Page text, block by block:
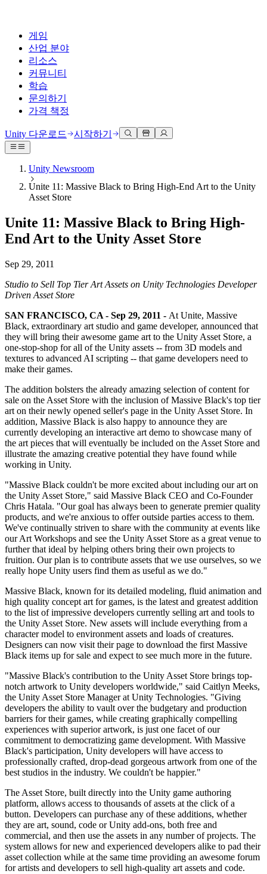
게임
산업 분야
리소스
커뮤니티
학습
문의하기
가격 책정
Unity 엔진
모든 플랫폼 위한 2D 및 3D 게임 제작
협업
Unity 다운로드
플랜 및 가격
멀티플랫폼
Unity가 지원하는 25개 이상의 플랫폼을 살펴보세요.
LiveOps
출시 후 인사이트를 확인하고 라이브 게임을 운영하세요.
성장
사용자 확보
모바일 사용자를 검색하고 Acquire
인앱 결제
매장 및 D2C 전반에 걸쳐 IAP 관리하세요.
수익화
적합한 게임으로 플레이어 연결
활용 부문
모바일 게임
Unity로 모바일 히트작을 제작하고 성장시키세요.
인디 게임
소규모 팀으로 대작 게임을 출시하세요.
XR 게임
여러 플랫폼에서 XR 게임을 출시하세요.
멀티플레이어 게임
멀티플레이어 게임 개발을 간소화하세요.
3D 협업
실시간 3D 프로젝트 빌드 및 검토
몰입형 교육
고객 경험
인터랙티브 3D 경험 제작
제조업
운영 우수성 확보
리테일
상점 경험을 온라인 경험으로 전환
자동차
혁신을 가속화하고 차량 내 경험을 향상시키세요.
모든 산업 보기
기술 자료
공식 유저. '광고 지면'의 타겟 고객 매뉴얼 및 API 레퍼런스
개발자 툴
릴리스 버전 및 이슈 트래커
로드맵
용어집
기술 용어 라이브러리
활용 사례
실제 성공 사례
베스트 프랙티스 가이드
전문가 팁
데모
데모, 샘플 및 빌딩 블록
모든 리소스
새로운 기능
업데이트, 정보, 기술 팁
뉴스
뉴스, 스토리, 보도 센터
토론
토론, 문제 해결, 소통
이벤트
글로벌 이벤트 및 현지 이벤트
커뮤니티 사례
Unity 크리에이터 소개
Livestreams
Unity Awards
전 세계 Unity 크리에이터 축하
Unity Learn
무료로 Unity 기술 마스터
전문 교육
Unity 강사와 함께 팀의 역량을 강화하세요
Unity 처음 사용하시나요
시작하기
Unity 필수 학습 길잡이
Unity 사용이 처음이신가요? 여정 시작하기
사용법 가이드
실용적인 팁 및 베스트 프랙티스
교육
학생용
커리어 시작하기
교육 담당자 대상 교육
교육 효율 극대화
교육 라이선스
교육 기관에 Unity 강력한 기능 도입
자격증
Unity 숙련도를 입증하세요
도움 받기
성공을 위한 Unity
Success 플랜
FAQ
일반적인 질문에 대한 답변
문의하기
유니티 팀과 소통하기
Unity 다운로드 시작하기
Unity Newsroom
Unite 11: Massive Black to Bring High-End Art to the Unity
Asset Store
Unite 11: Massive Black to Bring High-
End Art to the Unity Asset Store
Sep 29, 2011
Studio to Sell Top Tier Art Assets on Unity Technologies Developer
Driven Asset Store
SAN FRANCISCO, CA - Sep 29, 2011 - At Unite, Massive
Black, extraordinary art studio and game developer, announced that
they will bring their awesome game art to the Unity Asset Store, a
one-stop-shop for all of the Unity assets -- from 3D models and
textures to advanced AI scripting -- that game developers need to
make their games.
The addition bolsters the already amazing selection of content for
sale on the Asset Store with the inclusion of Massive Black's top tier
art on their newly opened seller's page in the Unity Asset Store. In
addition, Massive Black is also happy to announce they are
currently developing an interactive art demo to showcase many of
the art pieces that will eventually be included on the Asset Store and
illustrate the amazing creative potential they have found while
working in Unity.
"Massive Black couldn't be more excited about including our art on
the Unity Asset Store," said Massive Black CEO and Co-Founder
Chris Hatala. "Our goal has always been to generate premier quality
products, and we're anxious to offer outside parties access to them.
We've continually striven to share with the community at events like
our Art Workshops and see the Unity Asset Store as a great venue to
further that ideal by helping others bring their own projects to
fruition. Our plan is to contribute assets that we use ourselves, so we
really hope Unity users find them as useful as we do."
Massive Black, known for its detailed modeling, fluid animation and
high quality concept art for games, is the latest and greatest addition
to the list of impressive developers currently selling art and tools to
the Unity Asset Store. New assets will include everything from a
character model to environment assets and loads of creatures.
Designers can now visit their page to download the first Massive
Black items up for sale and expect to see much more in the future.
"Massive Black's contribution to the Unity Asset Store brings top-
notch artwork to Unity developers worldwide," said Caitlyn Meeks,
the Unity Asset Store Manager at Unity Technologies. "Giving
developers the ability to vault over the budgetary and production
barriers for their games, while creating graphically compelling
experiences with superior artwork, is just one facet of our
commitment to democratizing game development. With Massive
Black's participation, Unity developers will have access to
professionally crafted, drop-dead gorgeous artwork from one of the
best studios in the industry. We couldn't be happier."
The Asset Store, built directly into the Unity game authoring
platform, allows access to thousands of assets at the click of a
button. Developers can purchase any of these additions, whether
they are art, sound, code or Unity add-ons, both free and
commercial, and then use the assets in any number of projects. The
system allows for new and experienced developers alike to pad their
asset collection while at the same time providing an awesome forum
for artists and developers to sell high-quality art assets and code.